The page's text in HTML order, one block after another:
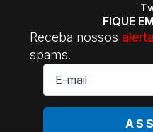
FIQUE
Receba nossos
spams.
E-
mail
*